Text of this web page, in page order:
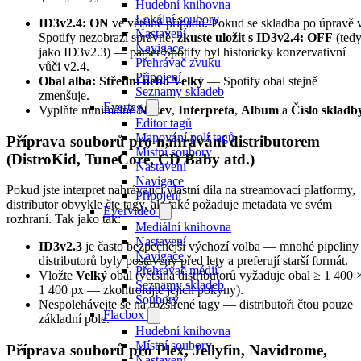
Hudební knihovna
Lokální soubory
Nastavení
Navigace
Přehrávač zvuku
Připojení
Seznamy skladeb
Evertag
Editor tagů
Mapování polí tagů
Místní soubory
Nastavení
Navigace
Připojení
Evervideo
Mediální knihovna
Nastavení
Navigace
Přehrávač médií
Seznamy skladeb
Soubory
Flacbox
Hudební knihovna
Místní soubory
ID3v2.4: ON ve většině případů. Pokud se skladba po úpravě
Spotify nezobrazí správně,zkuste uložit s ID3v2.4: OFF (tedy
jako ID3v2.3) — parser Spotify byl historicky konzervativní
vůči v2.4.
Obal alba: Střední nebo Velký — Spotify obal stejně
zmenšuje.
Vyplňte minimálněNázev, Interpreta, Album a Číslo
Příprava souborů pro nahrávání distributorem
(DistroKid, TuneCore, CD Baby atd.)
Pokud jste interpret nahrávající vlastní díla na streamovací platformy,
distributor obvykle čte tagy, ale také požaduje metadata ve svém
rozhraní. Tak jako tak:
ID3v2.3 je často bezpečnější výchozí volba — mnohé pipeliny
distributorů byly postaveny před lety a preferují starší formát.
Vložte Velký obal (většina distributorů vyžaduje obal ≥ 1 400
1 400 px — zkontrolujte jejich pokyny).
Nespolehávejte se na rozšířené tagy — distributoři čtou pouze
základní pole.
Příprava souborů pro Plex, Jellyfin, Navidrome,